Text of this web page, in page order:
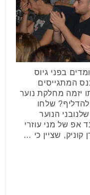
בפני גיוס
המתגייסים
יזמה מחלקת נוער
להדליף? שלחו
הנוער
אפ של מני עוזרי
שציין כי …